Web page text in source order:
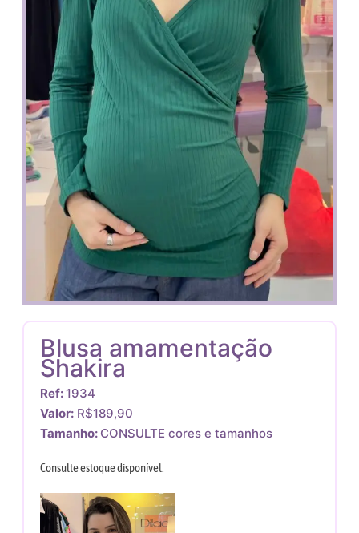
Blusa amamentação
Shakira
Ref:1934
Valor: R$189,90
Tamanho: CONSULTE cores e tamanhos
Consulte estoque disponível.